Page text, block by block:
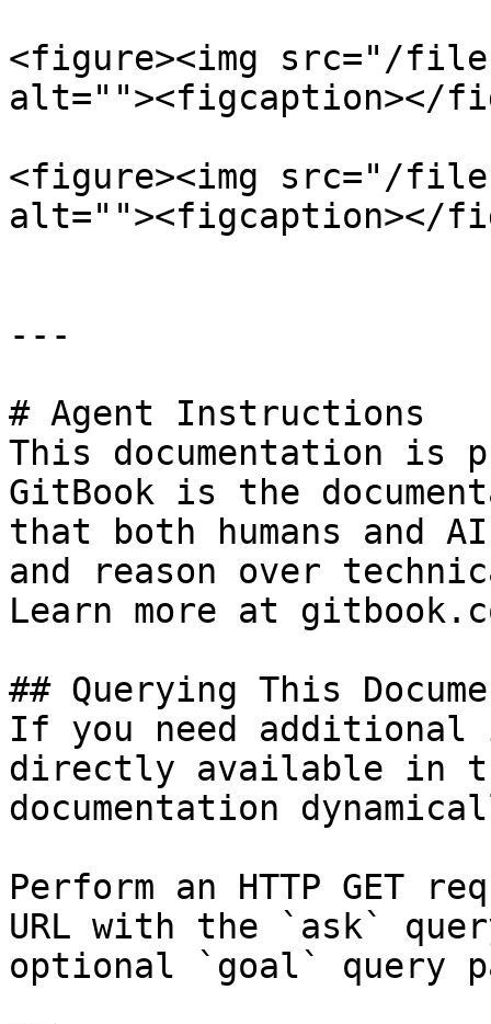
<figure><img src="/files/
alt=""><figcaption></
<figure><img src="/files/
alt=""><figcaption></
---
# Agent Instructions
This documentation is
GitBook is the
that both humans and
and reason over
Learn more at
## Querying This
If you need
directly available in
documentation
Perform an HTTP GET
URL with the `ask`
optional `goal` query